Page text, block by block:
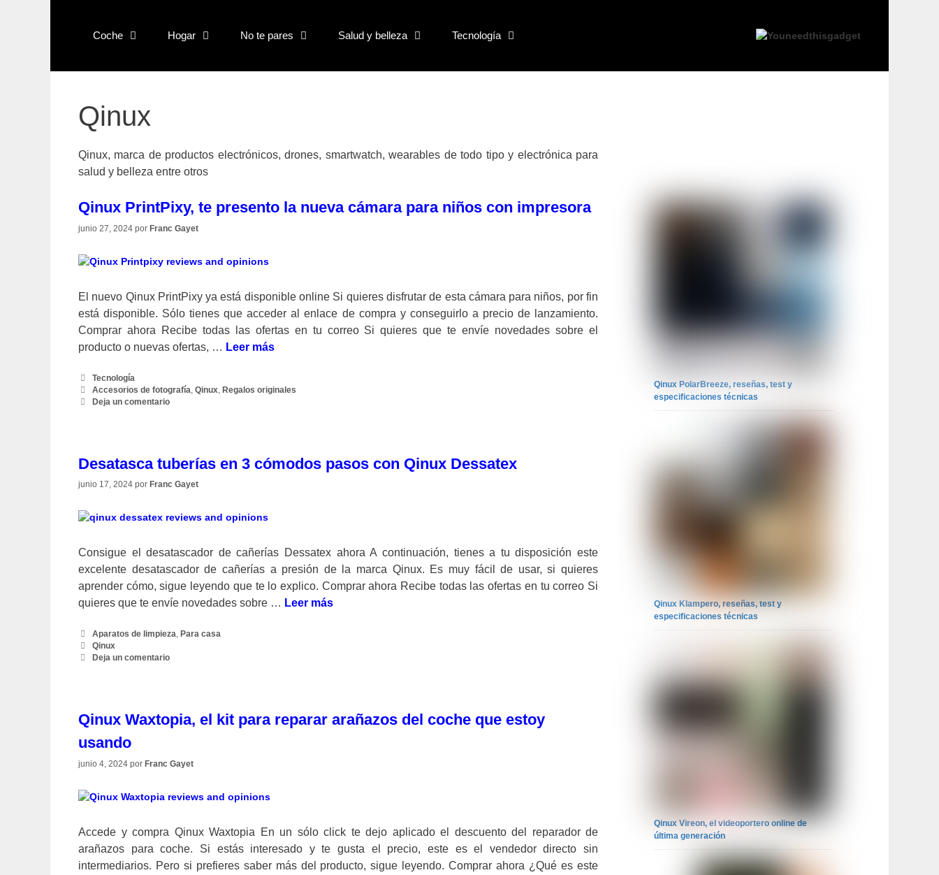
Coche Hogar No te pares Salud y belleza Tecnología
Qinux
Qinux, marca de productos electrónicos, drones, smartwatch, wearables de todo tipo y electrónica para
salud y belleza entre otros
Qinux PrintPixy, te presento la nueva cámara para niños con impresora
junio 27, 2024 por Franc Gayet
El nuevo Qinux PrintPixy ya está disponible online Si quieres disfrutar de esta cámara para niños, por fin
está disponible. Sólo tienes que acceder al enlace de compra y conseguirlo a precio de lanzamiento.
Comprar ahora Recibe todas las ofertas en tu correo Si quieres que te envíe novedades sobre el
producto o nuevas ofertas, … Leer más
Categorías
Tecnología
Etiquetas
Accesorios de fotografía,Qinux, Regalos originales
Deja un comentario
Desatasca tuberías en 3 cómodos pasos con Qinux Dessatex
junio 17, 2024 por Franc Gayet
Consigue el desatascador de cañerías Dessatex ahora A continuación, tienes a tu disposición este
excelente desatascador de cañerías a presión de la marca Qinux. Es muy fácil de usar, si quieres
aprender cómo, sigue leyendo que te lo explico. Comprar ahora Recibe todas las ofertas en tu correo Si
quieres que te envíe novedades sobre … Leer más
Categorías
Aparatos de limpieza, Para casa
Etiquetas
Qinux
Deja un comentario
Qinux Waxtopia, el kit para reparar arañazos del coche que estoy
usando
junio 4, 2024 por Franc Gayet
Accede y compra Qinux Waxtopia En un sólo click te dejo aplicado el descuento del reparador de
arañazos para coche. Si estás interesado y te gusta el precio, este es el vendedor directo sin
intermediarios. Pero si prefieres saber más del producto, sigue leyendo. Comprar ahora ¿Qué es este
Qinux PolarBreeze, reseñas, test y
especificaciones técnicas
Qinux Klampero, reseñas, test y
especificaciones técnicas
Qinux Vireon, el videoportero online de
última generación